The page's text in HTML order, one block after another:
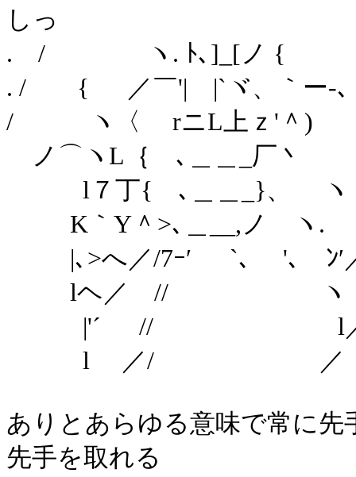
しっ
. / ヽ. ﾄ､]_[ノ { ＼
. / { ／￣'| |`ヾ、｀ー-､
/ ヽ〈 rニL上ｚ'
ノ⌒ヽL｛ ､＿＿_
l７丁{ ､＿＿_}
K｀Y＾>､＿__,ノ
|､>へ／/7ｰ′ `､ '､ ﾝ′
lヘ／ // ヽ ∨
|'´ // l／
l ／/ ／ ／
ありとあらゆる意味で常に
先手を取れる